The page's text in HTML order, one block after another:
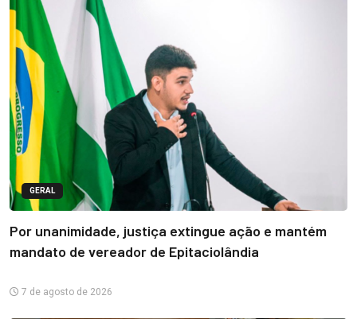
GERAL
Por unanimidade, justiça extingue ação e mantém
mandato de vereador de Epitaciolândia
7 de agosto de 2026